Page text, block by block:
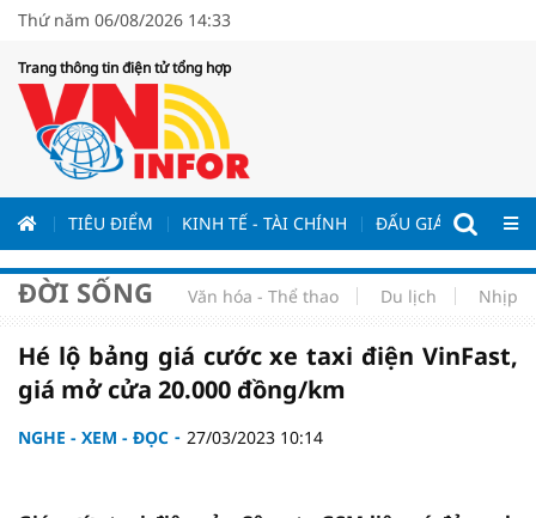
Thứ năm 06/08/2026 14:33
Trang thông tin điện tử tổng hợp
TIÊU ĐIỂM KINH TẾ - TÀI CHÍNH ĐẤU GIÁ - ĐẤU
ĐỜI SỐNG Văn hóa - Thể thao Du lịch Nhịp
Hé lộ bảng giá cước xe taxi điện VinFast,
giá mở cửa 20.000 đồng/km
NGHE - XEM - ĐỌC 27/03/2023 10:14